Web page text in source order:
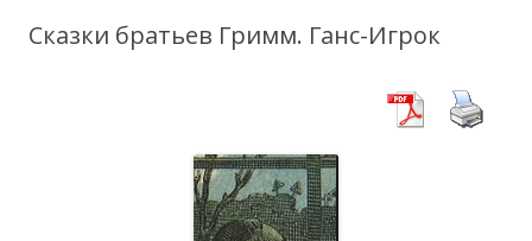
Сказки братьев Гримм. Ганс-Игрок